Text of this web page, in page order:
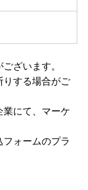
ざいます。
りする場合がご
業にて、マーケ
ォームのプラ